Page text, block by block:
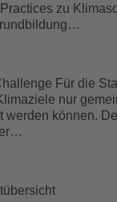
zu
Für die
nur
werden können.